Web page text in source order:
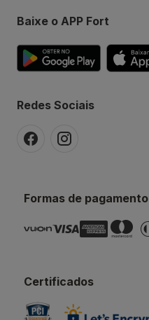
Baixe o APP Fort
Redes Sociais
Formas de pagamento
Certificados